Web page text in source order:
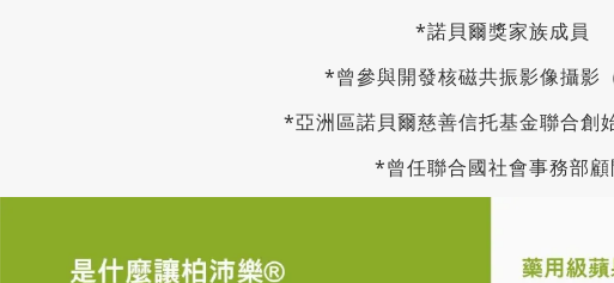
*諾貝爾獎家族成員
*曾參與開發核磁共振影像攝影
*亞洲區諾貝爾慈善信托基金聯合創
*曾任聯合國社會事務部顧